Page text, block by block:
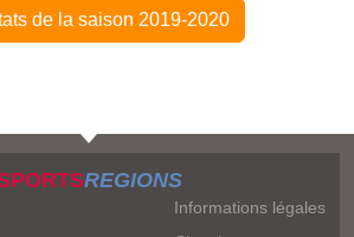
de la saison 2019-2020
REGIONS
Informations légales